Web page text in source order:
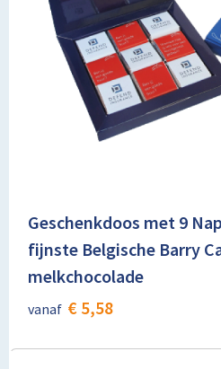
Geschenkdoos met 9
fijnste Belgische Barry
melkchocolade
vanaf € 5,58